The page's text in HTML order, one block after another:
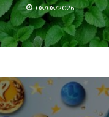
08/08/2026